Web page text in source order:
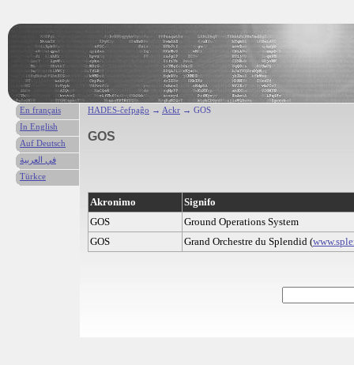
HADES-ĉefpaĝo → Ackr → GOS
GOS
Akronimo
Signifo
GOS
Ground Operations System
GOS
Grand Orchestre du Splendid (
En français
In English
Auf Deutsch
في العربية
Türkce